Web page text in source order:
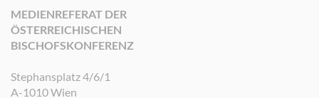
MEDIENREFERAT DER
ÖSTERREICHISCHEN
BISCHOFSKONFERENZ
Stephansplatz 4/6/1
A-1010 Wien